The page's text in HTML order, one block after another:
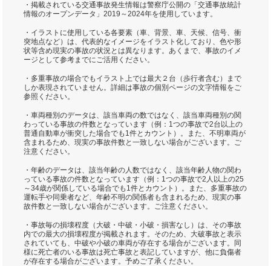
・掲載されている交通事故発生情報は警察庁公開の「交通事故統計
情報のオープンデータ」2019～2024年を使用しています。
・イラストに使用している各要素（車、背景、車、天候、信号、衝
突地点など）は、代表的なイメージをイラスト化しており、色や形
状等含め現実の事故の状況とは異なります。あくまで、事故のイメ
ージとして参考までにご活用ください。
・多重事故の場合でもイラスト上では最大２台（歩行者含む）まで
しか表現されていません。詳細は事故の個別ページの文字情報をご
参照ください。
・車両種別のデータは、該当車両の数ではなく、該当車両種別の関
わっている事故の件数となっています（例：1つの事故で2台以上の
普通自動車が衝突した場合でも1件とカウント）。また、不明車両が
含まれるため、現実の事故件数と一致しない場合がございます。ご
注意ください。
・年齢のデータは、該当年齢の人数ではなく、該当年齢人物の関わ
っている事故の件数となっています（例：1つの事故で2人以上の25
～34歳が関係している場合でも1件とカウント）。また、多重事故の
運転手や同乗者など、年齢不明の関係者も含まれるため、現実の事
故件数と一致しない場合がございます。ご注意ください。
・事故毎の損壊程度（大破・中破・小破・損害なし）は、その事故
内での最大の損壊程度が掲載されます。そのため、大破事故と表示
されていても、中破や小破の車両が存在する場合がございます。同
様に死亡者のいる事故は死亡事故と表記していますが、他に負傷者
が存在する場合がございます。予めご了承ください。